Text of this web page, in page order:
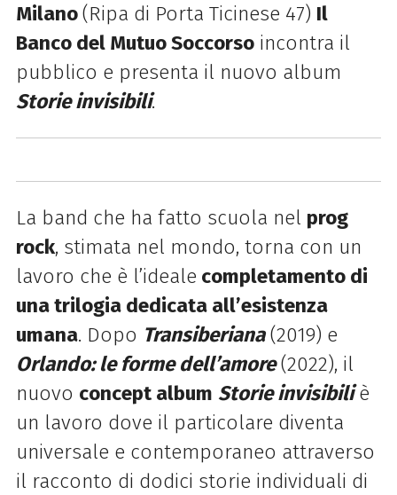
Milano(Ripa di Porta Ticinese 47) Il
Banco del Mutuo Soccorsoincontra il
pubblico e presenta il nuovo album
Storie invisibili.
La band che ha fatto scuola nel prog
rock, stimata nel mondo, torna con un
lavoro che è l’ideale completamento di
una trilogia dedicata all’esistenza
umana. Dopo Transiberiana(2019) e
Orlando: le forme dell’amore(2022), il
nuovo concept album Storie invisibiliè
un lavoro dove il particolare diventa
universale e contemporaneo attraverso
il racconto di dodici storie individuali di